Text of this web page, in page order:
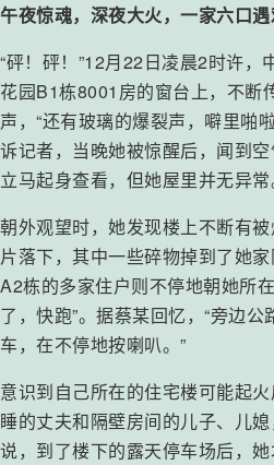
午夜惊魂，深夜大火，一家六口
“砰！砰！”12月22日凌晨2时许，
花园B1栋8001房的窗台上，不断
声，“还有玻璃的爆裂声，噼里啪
诉记者，当晚她被惊醒后，闻到
立马起身查看，但她屋里并无异常
朝外观望时，她发现楼上不断有
片落下，其中一些碎物掉到了她
A2栋的多家住户则不停地朝她所
了，快跑”。据蔡某回忆，“旁边
车，在不停地按喇叭。”
意识到自己所在的住宅楼可能起
睡的丈夫和隔壁房间的儿子、儿
说，到了楼下的露天停车场后，